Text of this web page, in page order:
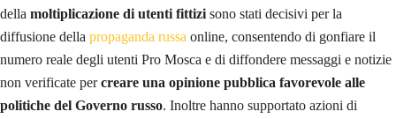
della moltiplicazione di utenti fittizi sono stati decisivi per la
diffusione della propaganda russa online, consentendo di gonfiare il
numero reale degli utenti Pro Mosca e di diffondere messaggi e notizie
non verificate percreare una opinione pubblica favorevole alle
politiche del Governo russo. Inoltre hanno supportato azioni di